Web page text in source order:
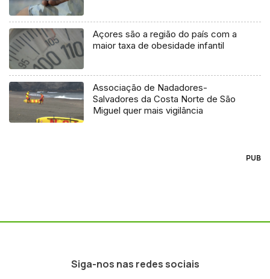
Açores são a região do país com a
maior taxa de obesidade infantil
Associação de Nadadores-
Salvadores da Costa Norte de São
Miguel quer mais vigilância
PUB
Siga-nos nas redes sociais